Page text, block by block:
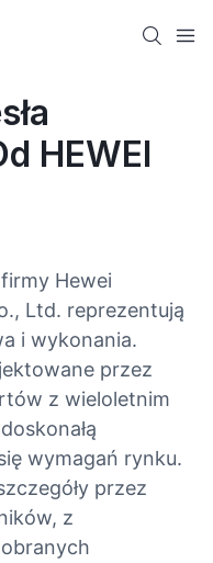
HEWEI
Hewei
Ltd. reprezentują
i wykonania.
przez
z wieloletnim
wymagań rynku.
przez
z